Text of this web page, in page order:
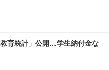
育統計」公開…学生納付金な